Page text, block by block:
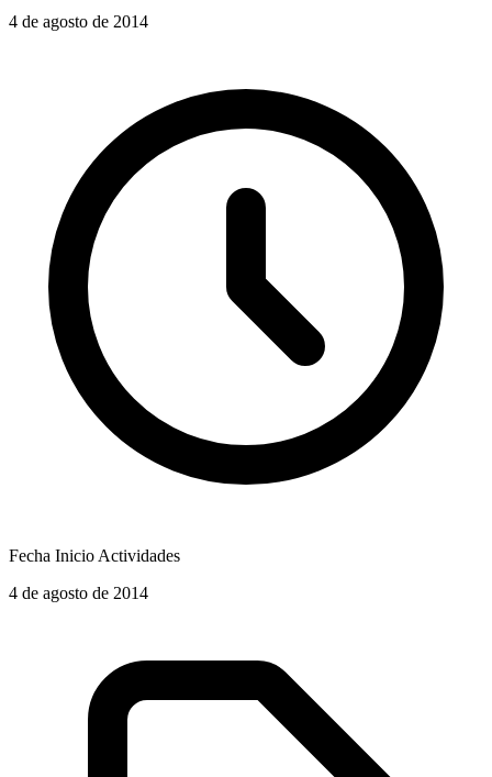
4 de agosto de 2014
Fecha Inicio Actividades
4 de agosto de 2014